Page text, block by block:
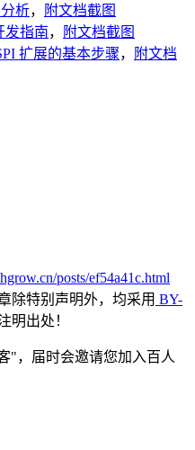
析，
附文档截图
发指南，
附文档截图
扩展的基本步骤，
附文档
posts/ef54a41c.html
除特别声明外，均采用 BY-
明出处！
"，届时会邀请您加入百人